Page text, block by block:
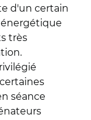
d'un certain
très
séance